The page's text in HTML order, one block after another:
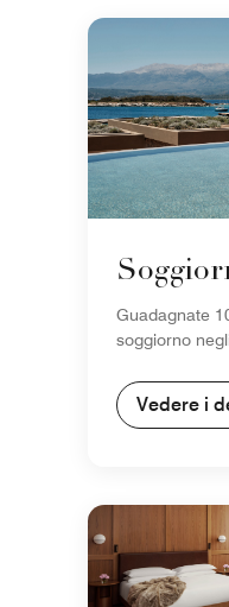
Guadagnate
soggiorno
Vedere i